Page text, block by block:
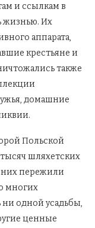
и ссылкам в
жизнью. Их
аппарата,
крестьяне и
также
домашние
Польской
шляхетских
них пережили
многих
одной усадьбы,
ценные